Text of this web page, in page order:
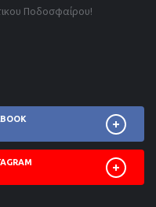
Ποδοσφαίρου!